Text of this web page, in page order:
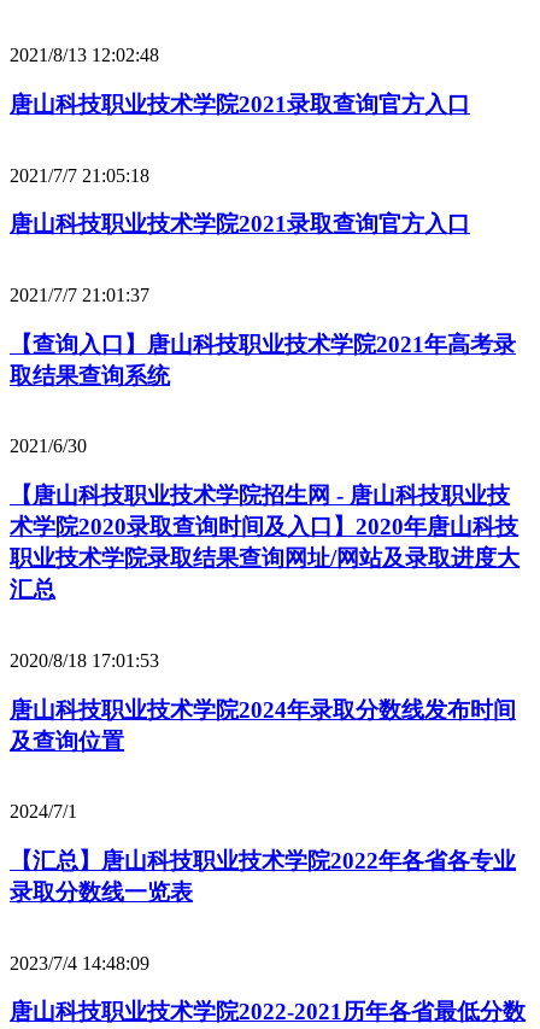
2021/8/13 12:02:48
唐山科技职业技术学院2021录取查询官方入口
2021/7/7 21:05:18
唐山科技职业技术学院2021录取查询官方入口
2021/7/7 21:01:37
【查询入口】唐山科技职业技术学院2021年高考录
取结果查询系统
2021/6/30
【唐山科技职业技术学院招生网 - 唐山科技职业技
术学院2020录取查询时间及入口】2020年唐山科技
职业技术学院录取结果查询网址/网站及录取进度大
汇总
2020/8/18 17:01:53
唐山科技职业技术学院2024年录取分数线发布时间
及查询位置
2024/7/1
【汇总】唐山科技职业技术学院2022年各省各专业
录取分数线一览表
2023/7/4 14:48:09
唐山科技职业技术学院2022-2021历年各省最低分数